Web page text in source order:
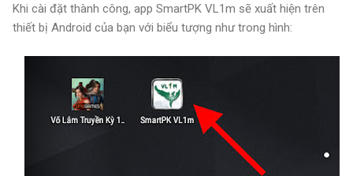
Khi cài đặt thành công, app SmartPK VL1m sẽ xuất hiện trên
thiết bị Android của bạn với biểu tượng như trong hình: